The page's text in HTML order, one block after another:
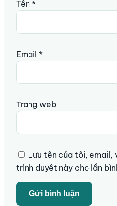
Tên *
Email *
Trang web
Lưu tên của tôi, email,
trình duyệt này cho lần